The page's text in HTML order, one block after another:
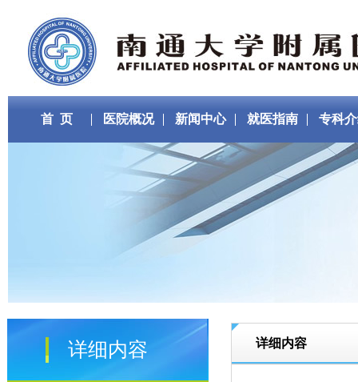
首 页 医院概况 新闻中心 就医指南 专科
详细内容 详细内容